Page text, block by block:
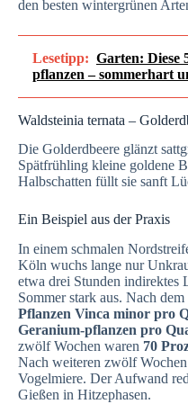
den besten wintergrünen
Lesetipp: Garten: Diese
pflanzen – sommerhart
Waldsteinia ternata –
Die Golderdbeere glänzt
Spätfrühling kleine goldene
Halbschatten füllt sie sanft
Ein Beispiel aus der Praxis
In einem schmalen
Köln wuchs lange nur
etwa drei Stunden indirektes
Sommer stark aus. Nach
Pflanzen Vinca minor pro
Geranium-pflanzen pro
zwölf Wochen waren 70
Nach weiteren zwölf
Vogelmiere. Der Aufwand
Gießen in Hitzephasen.